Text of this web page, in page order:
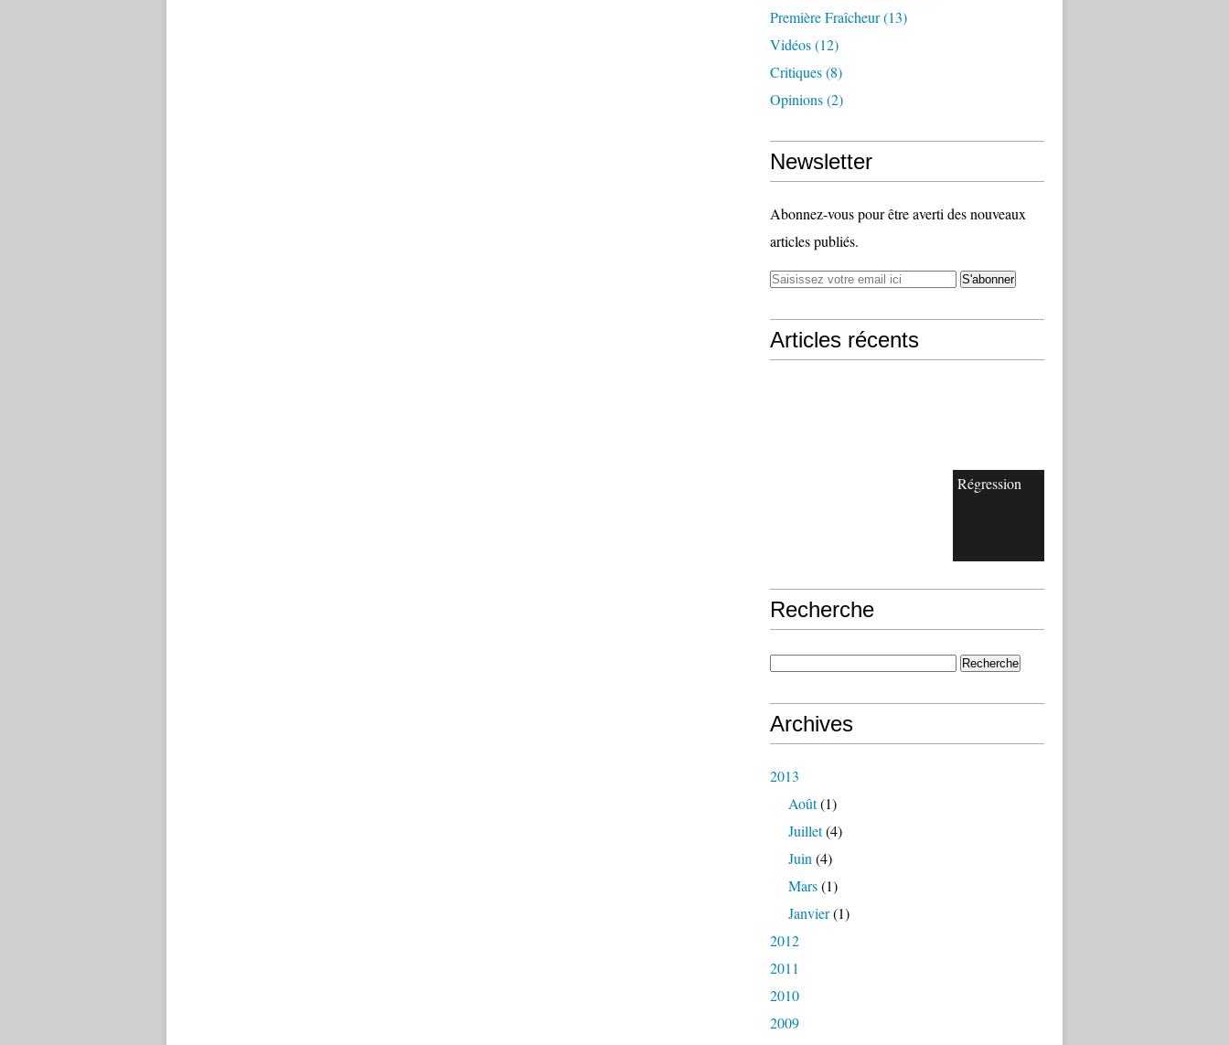
Première Fraîcheur(13)
Vidéos(12)
Critiques(8)
Opinions(2)
Newsletter
Abonnez-vous pour être averti des nouveaux
articles publiés.
Articles récents
Régression
Recherche
Archives
2013
Août(1)
Juillet(4)
Juin (4)
Mars(1)
Janvier(1)
2012
2011
2010
2009